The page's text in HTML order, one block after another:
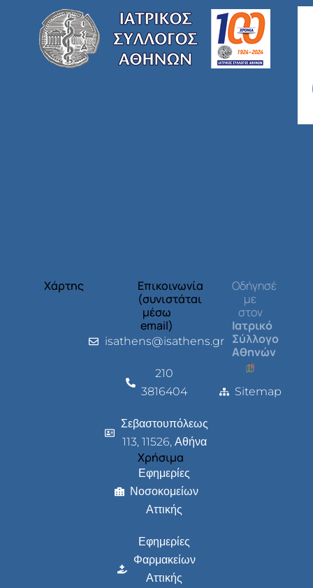
Χάρτης
Επικοινωνία
(συνιστάται
μέσω
email)
isathens@isathens.gr
210
3816404
Σεβαστουπόλεως
113, 11526, Αθήνα
Χρήσιμα
Εφημερίες
Νοσοκομείων
Αττικής
Εφημερίες
Φαρμακείων
Αττικής
Οδήγησέ
με
στον
Ιατρικό
Σύλλογο
Αθηνών
Sitemap